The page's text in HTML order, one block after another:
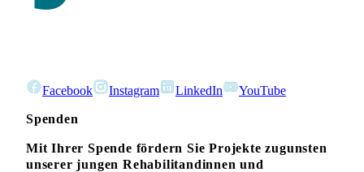
Facebook Instagram LinkedIn YouTube
Spenden
Mit Ihrer Spende fördern Sie Projekte zugunsten
unserer jungen Rehabilitandinnen und